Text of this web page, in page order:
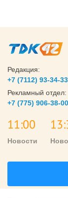
Редакция:
+7 (7112) 93-34-33
Рекламный отдел:
+7 (775) 906-38-00
11:00
Новости